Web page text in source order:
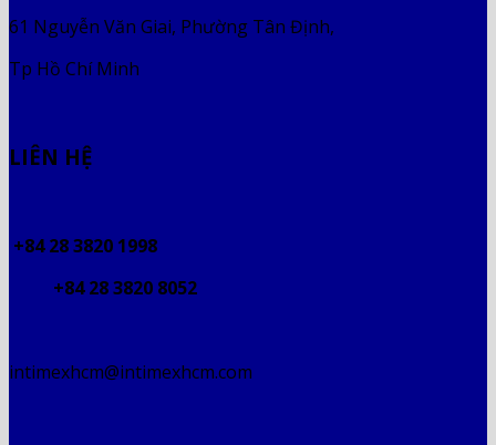
61 Nguyễn Văn Giai, Phường Tân Định,
Tp Hồ Chí Minh
LIÊN HỆ
+84 28 3820 1998
+84 28 3820 8052
intimexhcm@intimexhcm.com